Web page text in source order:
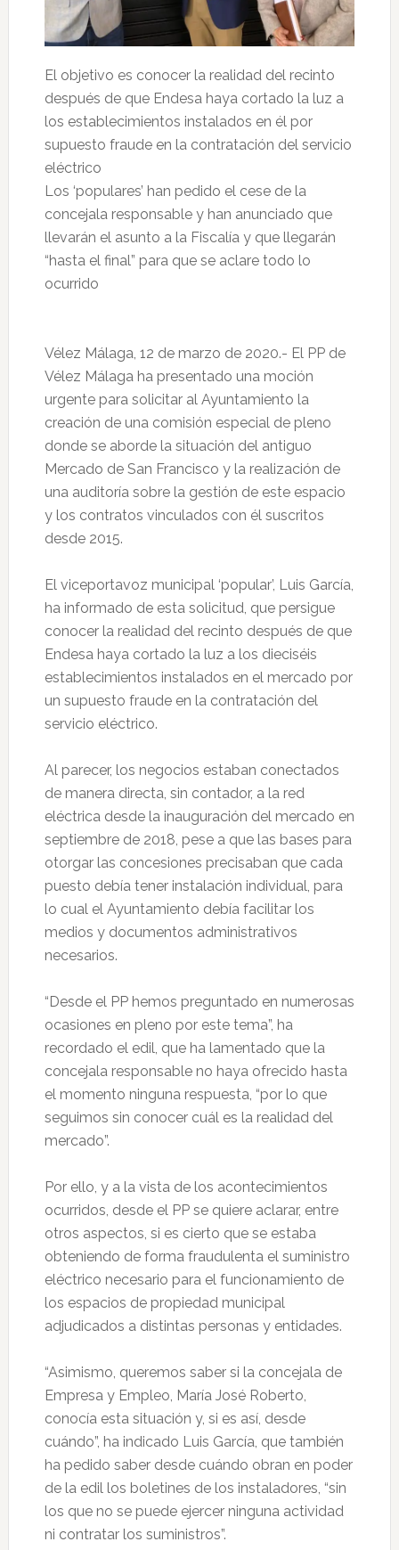
El objetivo es conocer la realidad del recinto
después de que Endesa haya cortado la luz a
los establecimientos instalados en él por
supuesto fraude en la contratación del servicio
eléctrico
Los ‘populares’ han pedido el cese de la
concejala responsable y han anunciado que
llevarán el asunto a la Fiscalía y que llegarán
“hasta el final” para que se aclare todo lo
ocurrido
Vélez Málaga, 12 de marzo de 2020.- El PP de
Vélez Málaga ha presentado una moción
urgente para solicitar al Ayuntamiento la
creación de una comisión especial de pleno
donde se aborde la situación del antiguo
Mercado de San Francisco y la realización de
una auditoría sobre la gestión de este espacio
y los contratos vinculados con él suscritos
desde 2015.
El viceportavoz municipal ‘popular’, Luis García,
ha informado de esta solicitud, que persigue
conocer la realidad del recinto después de que
Endesa haya cortado la luz a los dieciséis
establecimientos instalados en el mercado por
un supuesto fraude en la contratación del
servicio eléctrico.
Al parecer, los negocios estaban conectados
de manera directa, sin contador, a la red
eléctrica desde la inauguración del mercado en
septiembre de 2018, pese a que las bases para
otorgar las concesiones precisaban que cada
puesto debía tener instalación individual, para
lo cual el Ayuntamiento debía facilitar los
medios y documentos administrativos
necesarios.
“Desde el PP hemos preguntado en numerosas
ocasiones en pleno por este tema”, ha
recordado el edil, que ha lamentado que la
concejala responsable no haya ofrecido hasta
el momento ninguna respuesta, “por lo que
seguimos sin conocer cuál es la realidad del
mercado”.
Por ello, y a la vista de los acontecimientos
ocurridos, desde el PP se quiere aclarar, entre
otros aspectos, si es cierto que se estaba
obteniendo de forma fraudulenta el suministro
eléctrico necesario para el funcionamiento de
los espacios de propiedad municipal
adjudicados a distintas personas y entidades.
“Asimismo, queremos saber si la concejala de
Empresa y Empleo, María José Roberto,
conocía esta situación y, si es así, desde
cuándo”, ha indicado Luis García, que también
ha pedido saber desde cuándo obran en poder
de la edil los boletines de los instaladores, “sin
los que no se puede ejercer ninguna actividad
ni contratar los suministros”.